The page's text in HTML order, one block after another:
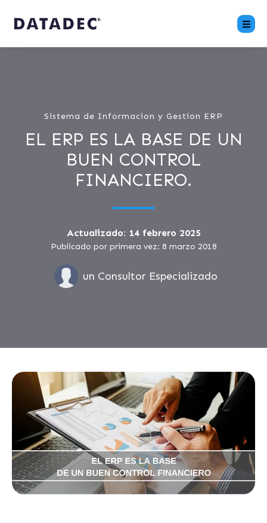
Sistema de Informacion y Gestion ERP
EL ERP ES LA BASE DE UN
BUEN CONTROL
FINANCIERO.
Actualizado: 14 febrero 2025
Publicado por primera vez: 8 marzo 2018
un Consultor Especializado